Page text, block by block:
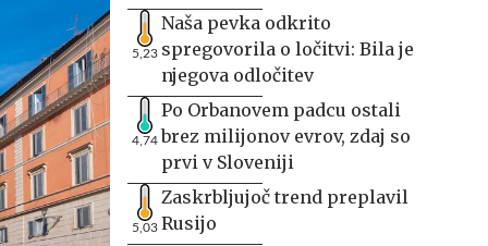
5,23
Naša pevka odkrito
spregovorila o ločitvi: Bila je
njegova odločitev
4,74
Po Orbanovem padcu ostali
brez milijonov evrov, zdaj so
prvi v Sloveniji
5,03
Zaskrbljujoč trend preplavil
Rusijo